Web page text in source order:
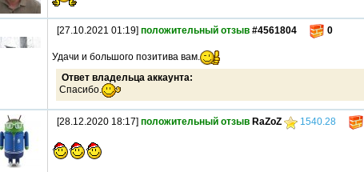
[27.10.2021 01:19] положительный отзыв #4561804 0
Удачи и большого позитива вам.
Ответ владельца аккаунта:
Спасибо.
[28.12.2020 18:17] положительный отзыв RaZoZ 1540.28